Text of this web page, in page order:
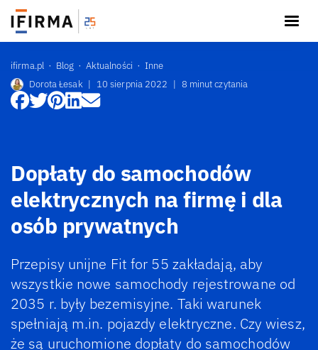
ifirma.pl Blog Aktualności
Inne
Dorota Łesak | 10 sierpnia 2022 | 8 minut czytania
Dopłaty do samochodów
elektrycznych na firmę i dla
osób prywatnych
Przepisy unijne Fit for 55 zakładają, aby
wszystkie nowe samochody rejestrowane od
2035 r. były bezemisyjne. Taki warunek
spełniają m.in. pojazdy elektryczne. Czy wiesz,
że są uruchomione dopłaty do samochodów